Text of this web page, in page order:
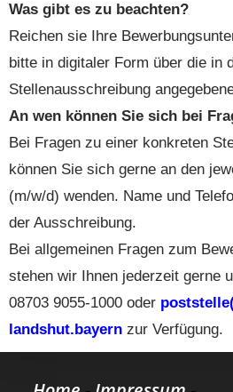
Was gibt es zu beachten?
Reichen sie Ihre
bitte in digitaler Form über die in
Stellenausschreibung
An wen können Sie sich bei
Bei Fragen zu einer konkreten
können Sie sich gerne an den
(m/w/d) wenden. Name und
der Ausschreibung.
Bei allgemeinen Fragen zum
stehen wir Ihnen jederzeit gerne
08703 9055-1000 oder
landshut.bayern zur Verfügung.